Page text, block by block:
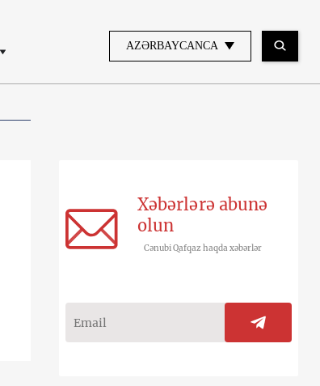
AZƏRBAYCANCA
Xəbərlərə abunə
olun
Cənubi Qafqaz haqda xəbərlər